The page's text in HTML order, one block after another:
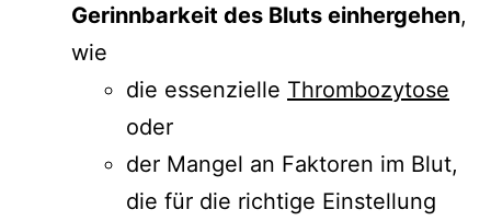
Gerinnbarkeit des Bluts einhergehen,
wie
die essenzielle Thrombozytose
oder
der Mangel an Faktoren im Blut,
die für die richtige Einstellung